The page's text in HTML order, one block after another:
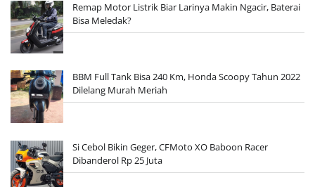
Remap Motor Listrik Biar Larinya Makin Ngacir, Baterai
Bisa Meledak?
BBM Full Tank Bisa 240 Km, Honda Scoopy Tahun 2022
Dilelang Murah Meriah
Si Cebol Bikin Geger, CFMoto XO Baboon Racer
Dibanderol Rp 25 Juta